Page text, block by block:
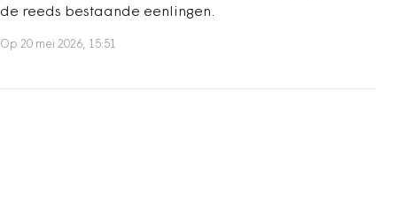
de reeds bestaande eenlingen.
Op 20 mei 2026, 15:51